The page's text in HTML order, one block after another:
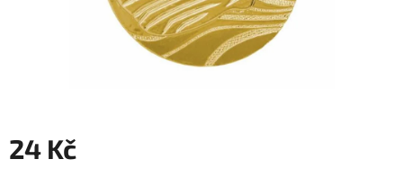
24 Kč